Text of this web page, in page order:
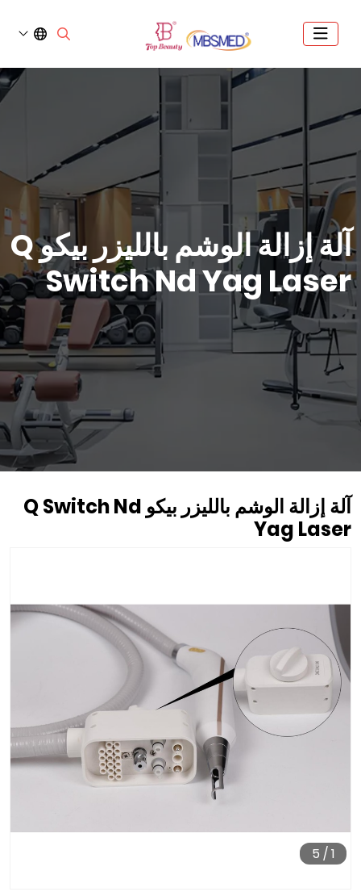
آلة إزالة الوشم بالليزر بيكو Q
Switch Nd Yag Laser
آلة إزالة الوشم بالليزر بيكو Q Switch Nd
Yag Laser
1
/
5